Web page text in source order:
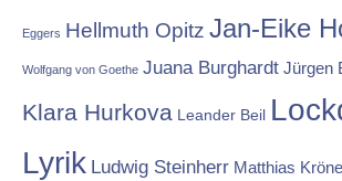
Eggers Hellmuth Opitz Jan-Eike
Wolfgang von Goethe Juana Burghardt Jürgen
Klara Hurkova Leander Beil
Lyrik Ludwig Steinherr Matthias